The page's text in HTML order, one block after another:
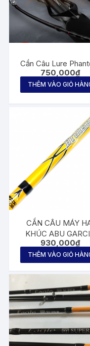
Cần Câu Lure
750,000₫
THÊM VÀO GIỎ
CẦN CÂU MÁY
KHÚC ABU
BRUISET
930,000₫
THÊM VÀO GIỎ